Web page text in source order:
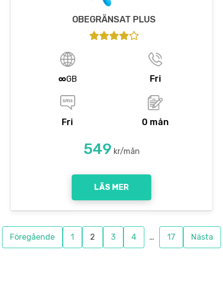
OBEGRÄNSAT PLUS
∞GB Fri
Fri 0 mån
549 kr/mån
LÄS MER
Föregående 1 2 3 4 … 17 Nästa